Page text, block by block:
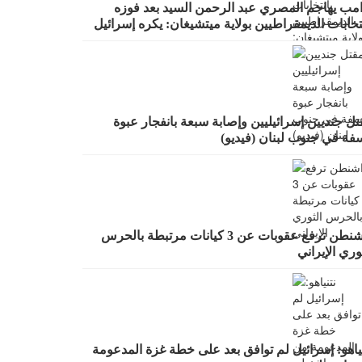
يهاجم المصري عبد الرحمن السيد بعد فوزه
الديمقراطيين بولاية ميتشيغان: يكره إسرائيل
جنديين إسرائيليين وإصابة سبعة بانفجار عبوة
في جنوب لبنان (فيديو)
واشنطن ترفع عقوبات عن 3 كيانات مرتبطة بالحرس
الإيراني
إسرائيل لم توافق بعد على خطة غزة المدعومة